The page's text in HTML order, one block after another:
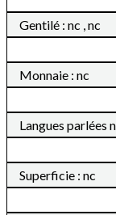
Gentilé : nc , nc
Monnaie : nc
Langues parlées
Superficie : nc